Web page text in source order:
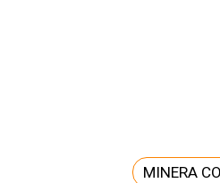
MINERA